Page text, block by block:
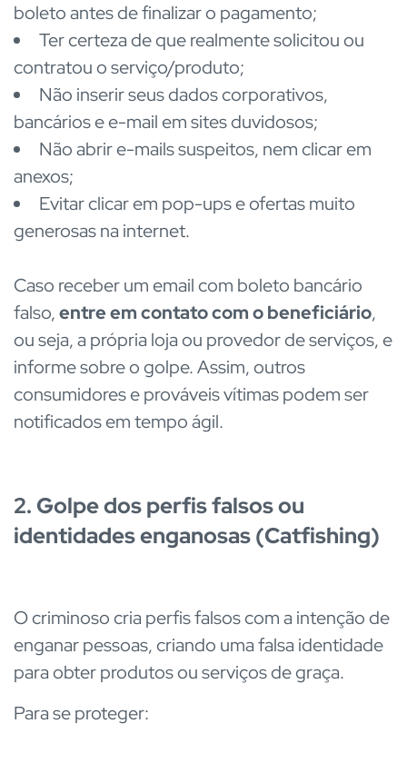
boleto antes de finalizar o pagamento;
Ter certeza de que realmente solicitou ou
contratou o serviço/produto;
Não inserir seus dados corporativos,
bancários e e-mail em sites duvidosos;
Não abrir e-mails suspeitos, nem clicar em
anexos;
Evitar clicar em pop-ups e ofertas muito
generosas na internet.
Caso receber um email com boleto bancário
falso,entre em contato com o beneficiário,
ou seja, a própria loja ou provedor de serviços, e
informe sobre o golpe. Assim, outros
consumidores e prováveis vítimas podem ser
notificados em tempo ágil.
2. Golpe dos perfis falsos ou
identidades enganosas (Catfishing)
O criminoso cria perfis falsos com a intenção de
enganar pessoas, criando uma falsa identidade
para obter produtos ou serviços de graça.
Para se proteger: